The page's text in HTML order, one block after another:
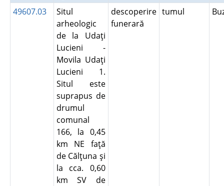
49607.03
Situl
arheologic
de la Udaţi
Lucieni -
Movila Udaţi
Lucieni 1.
Situl este
suprapus de
drumul
comunal
166, la 0,45
km NE faţă
de Călţuna şi
la cca. 0,60
km SV de
descoperire
funerară
tumul